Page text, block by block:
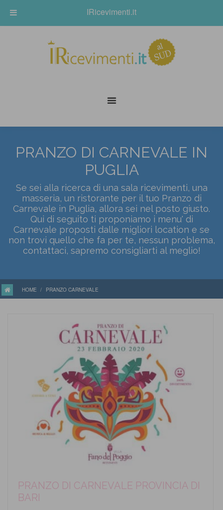
PRANZO DI CARNEVALE IN
PUGLIA
Se sei alla ricerca di una sala ricevimenti, una
masseria, un ristorante per il tuo Pranzo di
Carnevale in Puglia, allora sei nel posto giusto.
Qui di seguito ti proponiamo i menu' di
Carnevale proposti dalle migliori location e se
non trovi quello che fa per te, nessun problema,
contattaci, sapremo consigliarti al meglio!
HOME PRANZO CARNEVALE
PRANZO DI CARNEVALE PROVINCIA DI
BARI
IRicevimenti.it